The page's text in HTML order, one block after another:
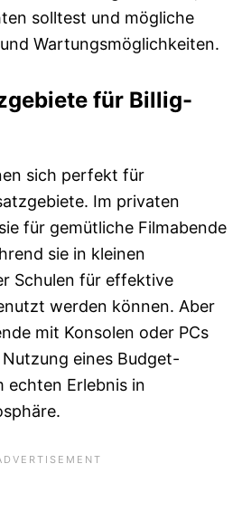
solltest und mögliche
Wartungsmöglichkeiten.
für Billig-
sich perfekt für
Im privaten
für gemütliche Filmabende
sie in kleinen
Schulen für effektive
werden können. Aber
mit Konsolen oder PCs
eines Budget-
echten Erlebnis in